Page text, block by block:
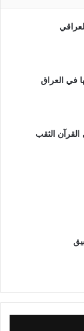
في العراق
الثقب